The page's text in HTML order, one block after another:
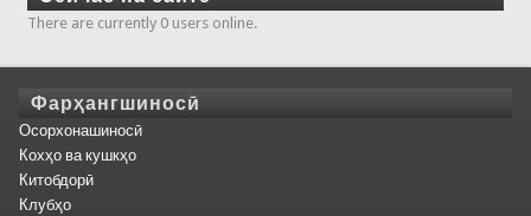
There are currently 0 users online.
Фарҳангшиносӣ
Осорхонашиносӣ
Кохҳо ва кушкҳо
Китобдорӣ
Клубҳо